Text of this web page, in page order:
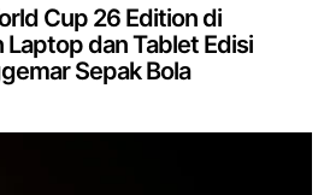
Cup 26 Edition di
dan Tablet Edisi
Sepak Bola